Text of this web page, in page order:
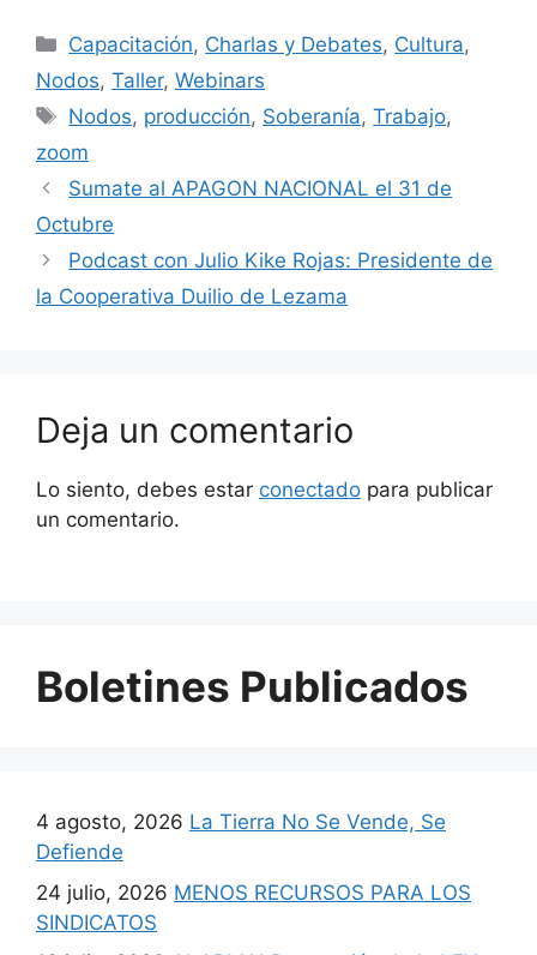
Capacitación, Charlas y Debates, Cultura,
Nodos, Taller, Webinars
Nodos, producción, Soberanía,Trabajo,
zoom
Sumate al APAGON NACIONAL el 31 de
Octubre
Podcast con Julio Kike Rojas: Presidente de
la Cooperativa Duilio de Lezama
Deja un comentario
Lo siento, debes estar conectado para publicar
un comentario.
Boletines Publicados
4 agosto, 2026 La Tierra No Se Vende, Se
Defiende
24 julio, 2026 MENOS RECURSOS PARA LOS
SINDICATOS